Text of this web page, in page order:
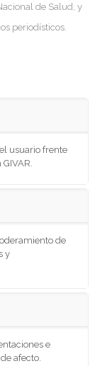
de Salud, y
periodísticos.
usuario frente
de
y
e
afecto.